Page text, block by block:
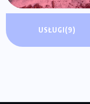
USŁUGI(9)